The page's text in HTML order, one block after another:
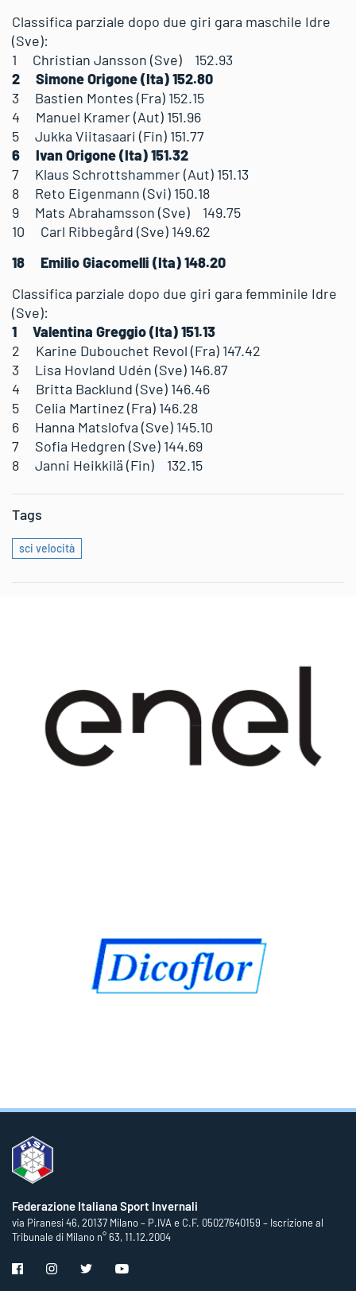
Classifica parziale dopo due giri gara maschile Idre
(Sve):
1 Christian Jansson (Sve) 152.93
2 Simone Origone (Ita) 152.80
3 Bastien Montes (Fra) 152.15
4 Manuel Kramer (Aut) 151.96
5 Jukka Viitasaari (Fin) 151.77
6 Ivan Origone (Ita) 151.32
7 Klaus Schrottshammer (Aut) 151.13
8 Reto Eigenmann (Svi) 150.18
9 Mats Abrahamsson (Sve) 149.75
10 Carl Ribbegård (Sve) 149.62
18 Emilio Giacomelli (Ita) 148.20
Classifica parziale dopo due giri gara femminile Idre
(Sve):
1 Valentina Greggio (Ita) 151.13
2 Karine Dubouchet Revol (Fra) 147.42
3 Lisa Hovland Udén (Sve) 146.87
4 Britta Backlund (Sve) 146.46
5 Celia Martinez (Fra) 146.28
6 Hanna Matslofva (Sve) 145.10
7 Sofia Hedgren (Sve) 144.69
8 Janni Heikkilä (Fin) 132.15
Tags
sci velocità
Federazione Italiana Sport Invernali
via Piranesi 46, 20137 Milano – P.IVA e C.F. 05027640159 – Iscrizione al
Tribunale di Milano n° 63, 11.12.2004